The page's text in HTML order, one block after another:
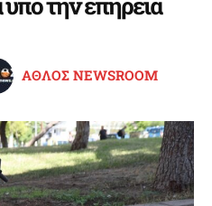
ΑΘΛΟΣ NEWSROOM